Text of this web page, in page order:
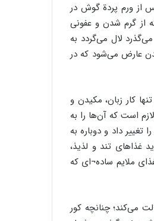
از ورم پردة گوش در
از گرم شدن و عفونی
لال می‌گردد به
عارض می‌شود که در
کار زبان، مکیدن و
است که آن‌ها را به
داد و دوباره به
غذاهای تند و لذیذ،
ملایم ساده¬ای که
می‌کند؛ چنانچه کور